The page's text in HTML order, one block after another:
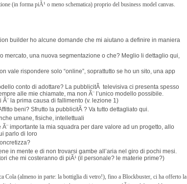
(in forma piÃ¹ o meno schematica) proprio del business model canvas.
builder ho alcune domande che mi aiutano a definire in maniera
mercato, una nuova segmentazione o che? Meglio li dettaglio qui,
vale rispondere solo “online”, soprattutto se ho un sito, una app
conto di adottare? La pubblicitÃ televisiva ci presenta spesso
alle mie chiamate, ma non Ã¨ l’unico modello possibile.
la prima causa di fallimento (v. lezione 1)
beni? Sfrutto la pubblicitÃ ? Va tutto dettagliato qui.
umane, fisiche, intellettuali
importante la mia squadra per dare valore ad un progetto, allo
parlo di loro
in mente e di non trovarsi gambe all’aria nel giro di pochi mesi.
che mi costeranno di piÃ¹ (il personale? le materie prime?)
Cola (almeno in parte: la bottiglia di vetro!), fino a Blockbuster, ci ha offerto la